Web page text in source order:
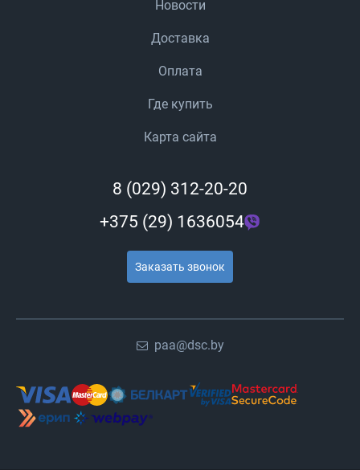
Новости
Доставка
Оплата
Где купить
Карта сайта
8 (029) 312-20-20
+375 (29) 1636054
Заказать звонок
paa@dsc.by